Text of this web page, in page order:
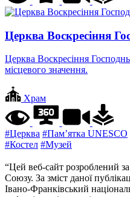
Церква Воскресіння
Церква Воскресіння
місцевого значення.
Храм
#Церква #Пам’ятка UNESCO
#Костел #Музей
“Цей веб-сайт розроблений
Союзу. За зміст даної
Івано-Франківський